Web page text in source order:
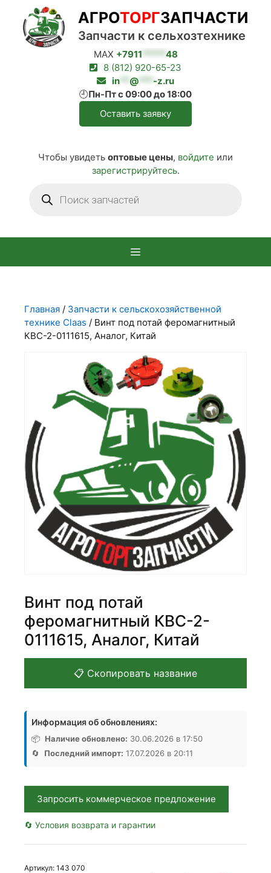
Перейти
содержимому
MAX +7911 ***** 48
8 (812) 920-65-23
in
@ *** -z.ru
🕘Пн-Пт с 09:00 до 18:00
Оставить заявку
Чтобы увидеть оптовые цены, войдите или
зарегистрируйтесь.
товаров
АГРОТОРГЗАПЧАСТИ
Запчасти к сельхозтехнике
Главная / Запчасти к сельскохозяйственной
технике Claas / Винт под потай феромагнитный
КВС-2-0111615, Аналог, Китай
Винт под потай
феромагнитный КВС-2-
0111615, Аналог, Китай
📋 Скопировать название
Информация об обновлениях:
📦 Наличие обновлено: 30.06.2026 в 17:50
🔄
Последний импорт: 17.07.2026 в 20:11
Запросить коммерческое предложение
🔄 Условия возврата и гарантии
Артикул: 143 070